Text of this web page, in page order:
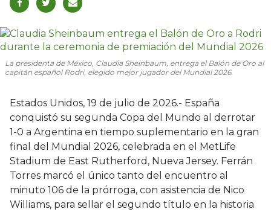
La presidenta de México, Claudia Sheinbaum, entrega el Balón de Oro al
capitán español Rodri, elegido mejor jugador del Mundial 2026.
Estados Unidos, 19 de julio de 2026.- España
conquistó su segunda Copa del Mundo al derrotar
1-0 a Argentina en tiempo suplementario en la gran
final del Mundial 2026, celebrada en el MetLife
Stadium de East Rutherford, Nueva Jersey. Ferrán
Torres marcó el único tanto del encuentro al
minuto 106 de la prórroga, con asistencia de Nico
Williams, para sellar el segundo título en la historia